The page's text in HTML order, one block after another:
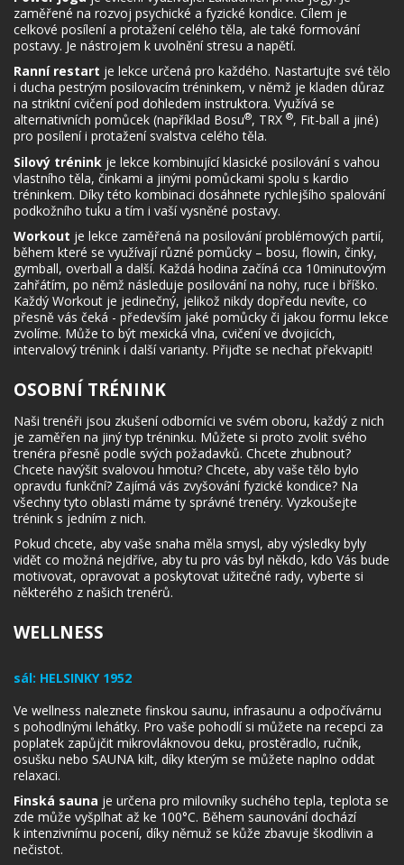
zaměřené na rozvoj psychické a fyzické kondice. Cílem je
celkové posílení a protažení celého těla, ale také formování
postavy. Je nástrojem k uvolnění stresu a napětí.
Ranní restart je lekce určená pro každého. Nastartujte své tělo
i ducha pestrým posilovacím tréninkem, v němž je kladen důraz
na striktní cvičení pod dohledem instruktora. Využívá se
alternativních pomůcek (například Bosu®, TRX ®, Fit-ball a jiné)
pro posílení i protažení svalstva celého těla.
Silový trénink je lekce kombinující klasické posilování s vahou
vlastního těla, činkami a jinými pomůckami spolu s kardio
tréninkem. Díky této kombinaci dosáhnete rychlejšího spalování
podkožního tuku a tím i vaší vysněné postavy.
Workout je lekce zaměřená na posilování problémových partií,
během které se využívají různé pomůcky – bosu, flowin, činky,
gymball, overball a další. Každá hodina začíná cca 10minutovým
zahřátím, po němž následuje posilování na nohy, ruce i bříško.
Každý Workout je jedinečný, jelikož nikdy dopředu nevíte, co
přesně vás čeká - především jaké pomůcky či jakou formu lekce
zvolíme. Může to být mexická vlna, cvičení ve dvojicích,
intervalový trénink i další varianty. Přijďte se nechat překvapit!
OSOBNÍ TRÉNINK
Naši trenéři jsou zkušení odborníci ve svém oboru, každý z nich
je zaměřen na jiný typ tréninku. Můžete si proto zvolit svého
trenéra přesně podle svých požadavků. Chcete zhubnout?
Chcete navýšit svalovou hmotu? Chcete, aby vaše tělo bylo
opravdu funkční? Zajímá vás zvyšování fyzické kondice? Na
všechny tyto oblasti máme ty správné trenéry. Vyzkoušejte
trénink s jedním z nich.
Pokud chcete, aby vaše snaha měla smysl, aby výsledky byly
vidět co možná nejdříve, aby tu pro vás byl někdo, kdo Vás bude
motivovat, opravovat a poskytovat užitečné rady, vyberte si
některého z našich trenérů.
WELLNESS
sál: HELSINKY 1952
Ve wellness naleznete finskou saunu, infrasaunu a odpočívárnu
s pohodlnými lehátky. Pro vaše pohodlí si můžete na recepci za
poplatek zapůjčit mikrovláknovou deku, prostěradlo, ručník,
osušku nebo SAUNA kilt, díky kterým se můžete naplno oddat
relaxaci.
Finská sauna je určena pro milovníky suchého tepla, teplota se
zde může vyšplhat až ke 100°C. Během saunování dochází
k intenzivnímu pocení, díky němuž se kůže zbavuje škodlivin a
nečistot.